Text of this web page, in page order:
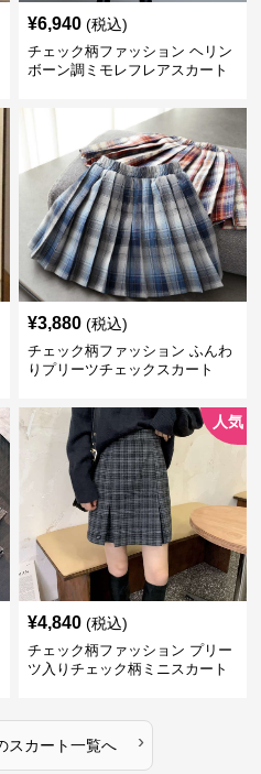
¥6,940 (税込)
チェック柄ファッション ヘリン
ボーン調ミモレフレアスカート
¥3,880 (税込)
チェック柄ファッション ふんわ
りプリーツチェックスカート
人気
¥4,840 (税込)
チェック柄ファッション プリー
ツ入りチェック柄ミニスカート
スカート一覧へ ›